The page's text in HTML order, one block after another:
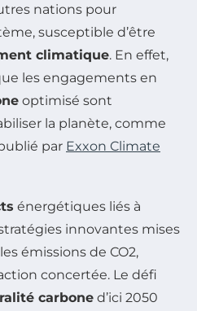
nations pour
susceptible d’être
climatique. En effet,
les engagements en
optimisé sont
la planète, comme
par Exxon Climate
énergétiques liés à
innovantes mises
émissions de CO2,
concertée. Le défi
carbone d’ici 2050